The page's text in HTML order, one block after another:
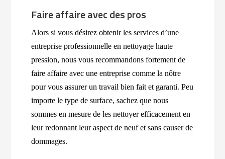
Faire affaire avec des pros
Alors si vous désirez obtenir les services d’une
entreprise professionnelle en nettoyage haute
pression, nous vous recommandons fortement de
faire affaire avec une entreprise comme la nôtre
pour vous assurer un travail bien fait et garanti. Peu
importe le type de surface, sachez que nous
sommes en mesure de les nettoyer efficacement en
leur redonnant leur aspect de neuf et sans causer de
dommages.